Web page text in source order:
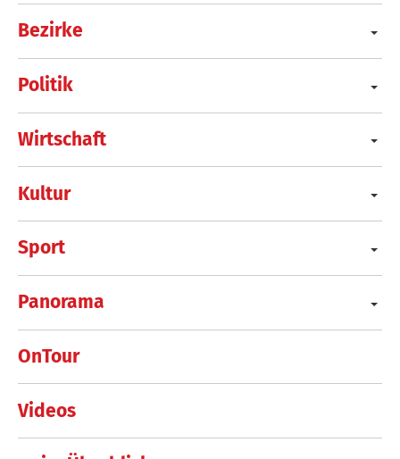
Bezirke
Politik
Wirtschaft
Kultur
Sport
Panorama
OnTour
Videos